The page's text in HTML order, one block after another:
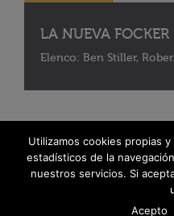
LA NUEVA FOCKER
Elenco: Ben Stiller,
Utilizamos cookies propias
estadísticos de la
nuestros servicios. Si
Acepto